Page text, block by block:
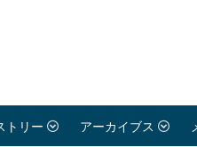
トリー アーカイブス